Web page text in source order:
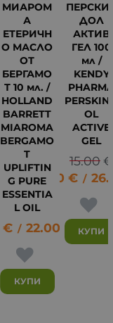
лв.
МИАРОМ
А
ЕТЕРИЧН
О МАСЛО
ОТ
БЕРГАМО
Т 10 мл. /
HOLLAND
BARRETT
MIAROMA
BERGAMO
T
UPLIFTIN
G PURE
ESSENTIA
L OIL
€ / 22.00 лв.
КУПИ
ДОЛ
АКТИВ
ГЕЛ 100
мл /
KENDY
OL
ACTIVE
GEL
15.00€
13.50 € /
КУПИ